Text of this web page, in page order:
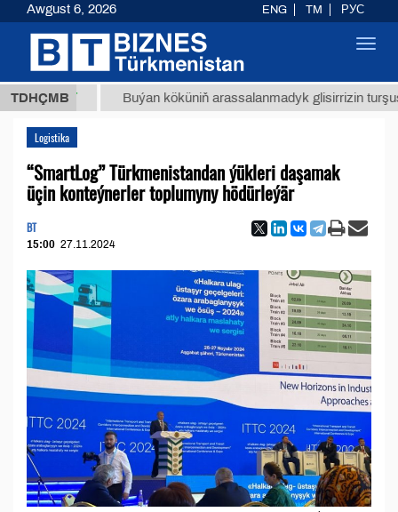
TDHÇMB
ТМТ Buýan köküniň arassalanmadyk glisirrizin turşusy (t.)
Logistika
“SmartLog” Türkmenistandan ýükleri daşamak
üçin konteýnerler toplumyny hödürleýär
BT
15:00 27.11.2024
Awgust 6, 2026 ENG TM РУС